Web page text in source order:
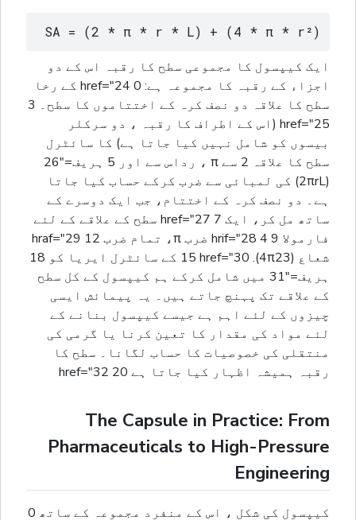
SA = (2 * π * r * L) + (4 * π * r²)
ایک کیپسول کا مجموعی سطح کا رقبہ اس کے دو
اجزاء کے رقبہ کا مجموعہ ہے: 0 href="24 کے رخا
سطح کا علاقہ دو نصف کرہ کے اختتاموں کا سطح۔ 3
href="25 (اس کے اطراف کا رقبہ ، دو سرکلر
بیسوں کو شامل نہیں کیا جاتا ہے) کا سائٹرل
سطح کا علاقہ 2 سے π ، رداس سے اور 5 ہریف="26
(2πrL) کی لمبائی سے ضرب کرکے حساب کیا جاتا
ہے۔ دو نصف کرہ کے اختتام، جب ایک دوسرے کے
ساتھ مل کر، ایک 7 href="27 سطح کے علاقے کے لئے
فارمولا 9 hrif="28 4 ضرب π، تمام ضرب 12 hraf="29
شعاع (4π23). 15 href="30 کے سائٹرل ایریا کو 18
ہریف="31 میں شامل کرکے ہم کیپسول کے کل سطح
کے علاقے تک پہنچ جاتے ہیں۔ یہ پیمائش ایسی
چیزوں کے لئے اہم ہے جیسے کیپسول بنانے کے
لئے مواد کی مقدار کا تعین کرنا یا گرمی کی
منتقلی کی خصوصیات کا حساب لگانا۔ سطح کا
رقبہ ہمیشہ اظہار کیا جاتا ہے 20 href="32
The Capsule in Practice: From
Pharmaceuticals to High-Pressure
Engineering
کیپسول کی شکل ، اس کے منفرد مجموعہ کے ساتھ 0